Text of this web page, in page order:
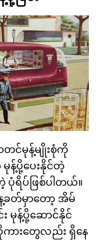
ာတင်မုန့်မျိုးစုံကို
န့်ပို့ပေးနိုင်တဲ့
ပုံရိပ်ဖြစ်ပါတယ်။
ခတ်မှာတော့ အိမ်
မုန့်ပို့ဆောင်နိုင်
လိုကားတွေလည်း ရှိနေ